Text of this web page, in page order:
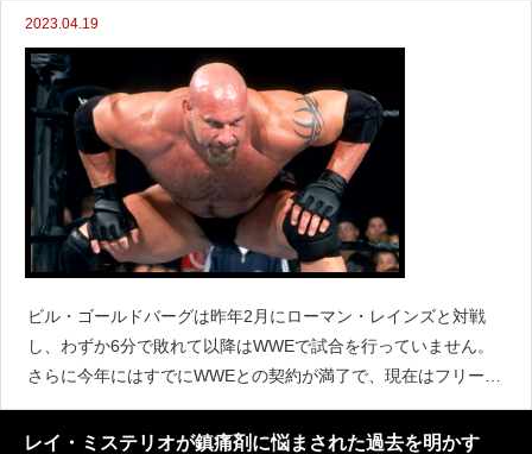
2023.04.19
ビル・ゴールドバーグは昨年2月にローマン・レインズと対戦
し、わずか6分で敗れて以降はWWEで試合を行っていません。
さらに今年にはすでにWWEとの契約が満了で、現在はフリーエ
ージェントになっているとも報じられました。ゴールドバーグ
は『93.7 The Ticket』で、ビンス・マクマホ
レイ・ミステリオが鎮痛剤に悩まされた過去を明かす